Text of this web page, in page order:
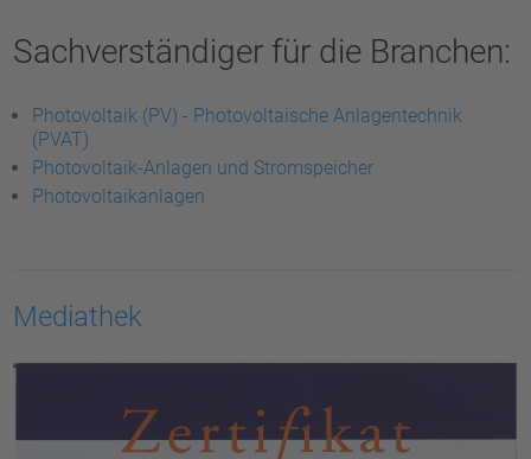
Sachverständiger für die Branchen:
Photovoltaik (PV) - Photovoltaische Anlagentechnik
(PVAT)
Photovoltaik-Anlagen und Stromspeicher
Photovoltaikanlagen
Mediathek